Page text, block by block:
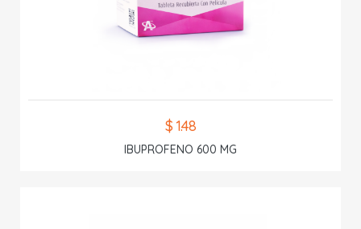
$ 1.48
IBUPROFENO 600 MG